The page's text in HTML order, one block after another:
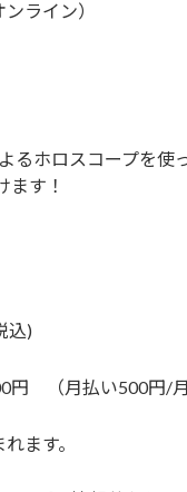
ンライン）
るホロスコープを
ます！
込)
（月払い500円/月
ます。